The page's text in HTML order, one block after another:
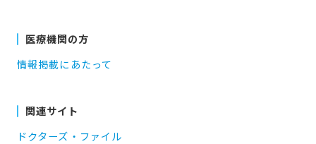
医療機関の方
情報掲載にあたって
関連サイト
ドクターズ・ファイル